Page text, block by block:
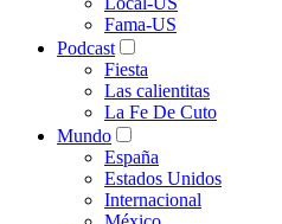
Fama-US
Podcast
Fiesta
Las calientitas
La Fe De Cuto
Mundo
España
Estados Unidos
Internacional